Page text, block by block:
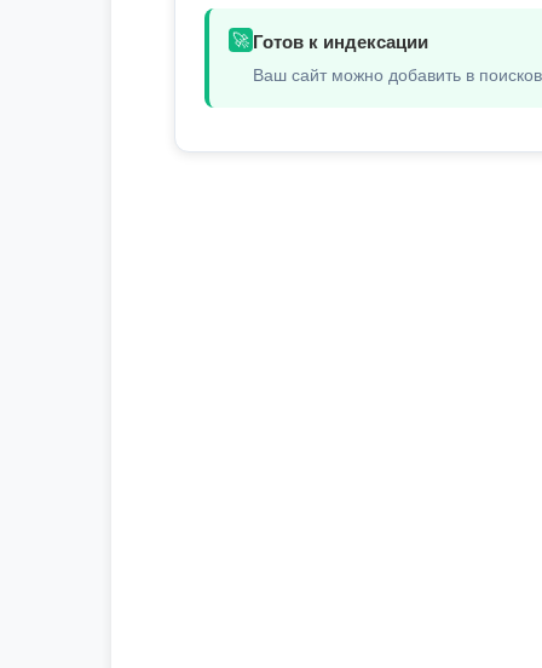
🚀 Готов к индексации
Ваш сайт можно добавить в